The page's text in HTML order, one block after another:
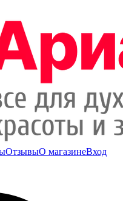
ОтзывыО магазинеВход